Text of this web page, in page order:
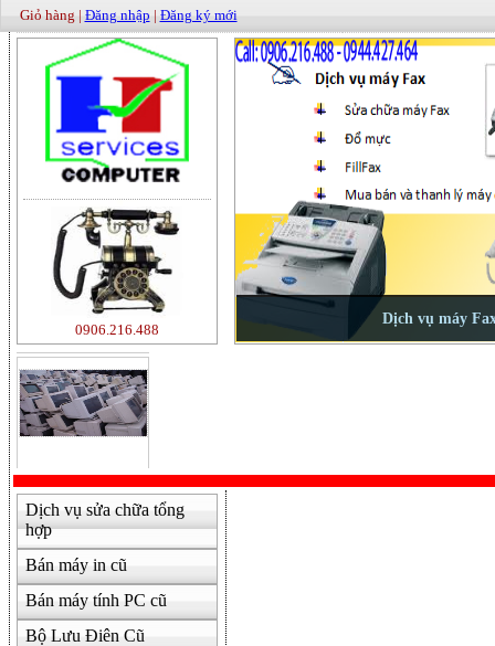
Giỏ hàng | Đăng nhập | Đăng ký mới
0906.216.488
500000
Dịch vụ sửa chữa tổng
hợp
Bán máy in cũ
Bán máy tính PC cũ
Bộ Lưu Điên Cũ